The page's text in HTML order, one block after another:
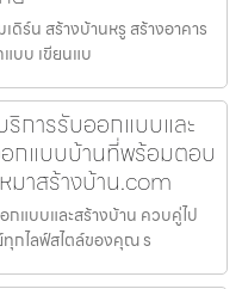
ดิร์น สร้างบ้านหรู สร้างอาคาร
บบ เขียนแบ
การรับออกแบบและ
กแบบบ้านที่พร้อมตอบ
มาสร้างบ้าน.com
กแบบและสร้างบ้าน ควบคู่ไป
กไลฟ์สไตล์ของคุณ ร